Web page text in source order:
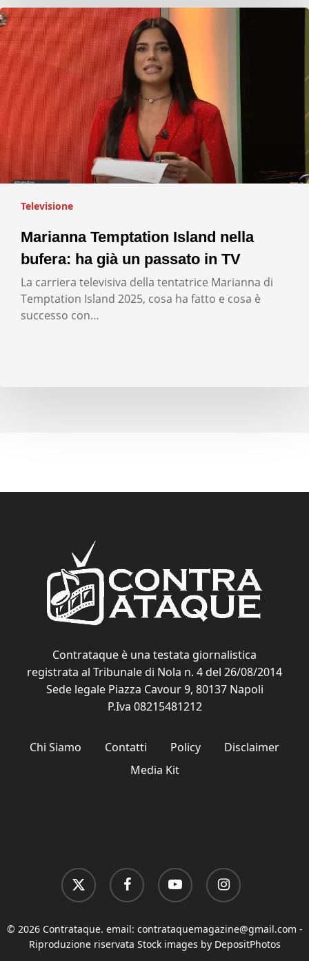
Televisione
Marianna Temptation Island nella
bufera: ha già un passato in TV
La carriera televisiva della tentatrice Marianna di
Temptation Island 2025, cosa ha fatto e cosa è
successo con…
Contrataque è una testata giornalistica
registrata al Tribunale di Nola n. 4 del 26/08/2014
Sede legale Piazza Cavour 9, 80137 Napoli
P.Iva 08215481212
Chi Siamo Contatti Policy
Disclaimer
Media Kit
x-
twitter
facebook youtube instagram
© 2026 Contrataque. email: contrataquemagazine@gmail.com -
Riproduzione riservata Stock images by DepositPhotos